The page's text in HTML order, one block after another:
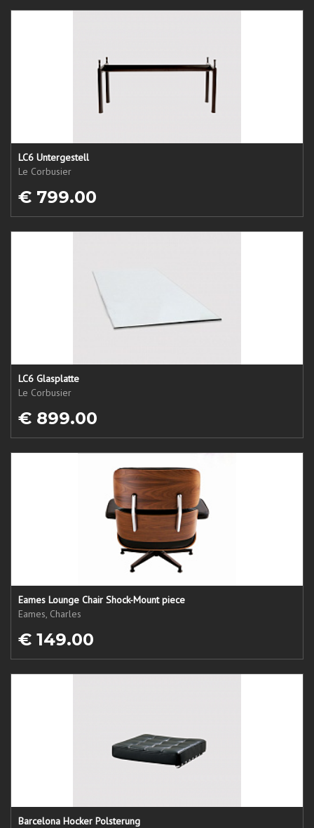
LC6 Untergestell
Le Corbusier
€ 799.00
LC6 Glasplatte
Le Corbusier
€ 899.00
Eames Lounge Chair Shock-Mount piece
Eames, Charles
€ 149.00
Barcelona Hocker Polsterung